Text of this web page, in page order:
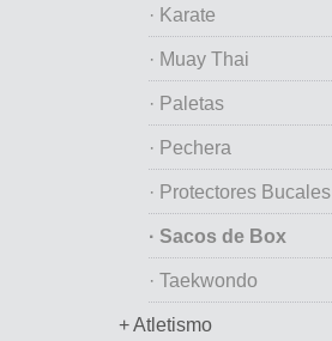
· Karate
· Muay Thai
· Paletas
· Pechera
· Protectores Bucales
· Sacos de Box
· Taekwondo
+ Atletismo